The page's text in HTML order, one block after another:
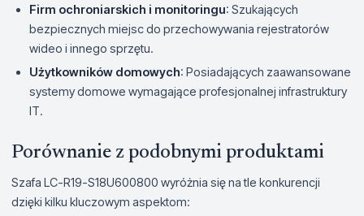
Firm ochroniarskich i monitoringu: Szukających
bezpiecznych miejsc do przechowywania rejestratorów
wideo i innego sprzętu.
Użytkowników domowych: Posiadających zaawansowane
systemy domowe wymagające profesjonalnej infrastruktury
IT.
Porównanie z podobnymi produktami
Szafa LC-R19-S18U600800 wyróżnia się na tle konkurencji
dzięki kilku kluczowym aspektom: